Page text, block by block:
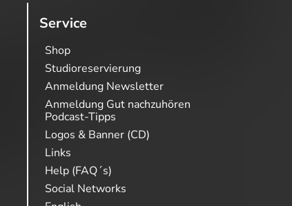
Service
Shop
Studioreservierung
Anmeldung Newsletter
Anmeldung Gut nachzuhören
Podcast-Tipps
Logos & Banner (CD)
Links
Help (FAQ´s)
Social Networks